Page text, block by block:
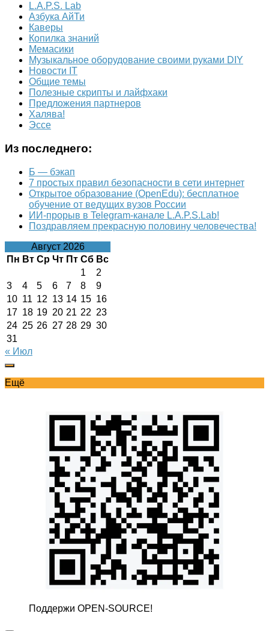
L.A.P.S. Lab
Азбука АйТи
Каверы
Копилка знаний
Мемасики
Музыкальное оборудование своими руками DIY
Новости IT
Общие темы
Полезные скрипты и лайфхаки
Предложения партнеров
Халява!
Эссе
Из последнего:
Б — бэкап
7 простых правил безопасности в сети интернет
Открытое образование (OpenEdu): бесплатное
обучение от ведущих вузов России
ИИ-прорыв в Telegram-канале L.A.P.S.Lab!
Поздравляем прекрасную половину человечества!
Август 2026
Пн Вт Ср Чт Пт Сб Вс
1
2
3
4 5 6 7 8
9
10 11 12 13 14 15 16
17 18 19 20 21 22 23
24 25 26 27 28 29 30
31
« Июл
Ещё
Поддержи OPEN-SOURCE!